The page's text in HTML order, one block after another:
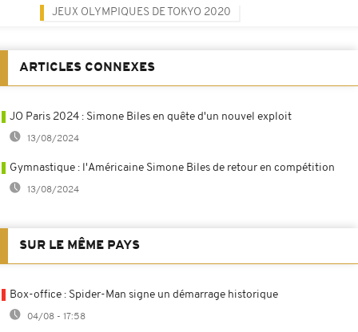
JEUX OLYMPIQUES DE TOKYO 2020
ARTICLES CONNEXES
JO Paris 2024 : Simone Biles en quête d'un nouvel exploit
13/08/2024
Gymnastique : l'Américaine Simone Biles de retour en compétition
13/08/2024
SUR LE MÊME PAYS
Box-office : Spider-Man signe un démarrage historique
04/08 - 17:58